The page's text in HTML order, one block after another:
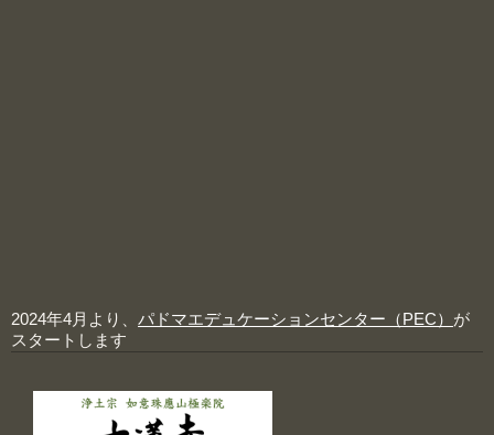
2024年4月より、 パドマエデュケーションセンター（PEC） が
スタートします